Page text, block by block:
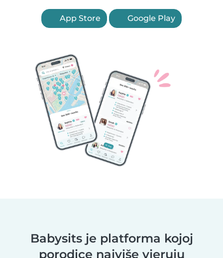
App Store Google Play
Babysits je platforma kojoj
porodice najviše vjeruju